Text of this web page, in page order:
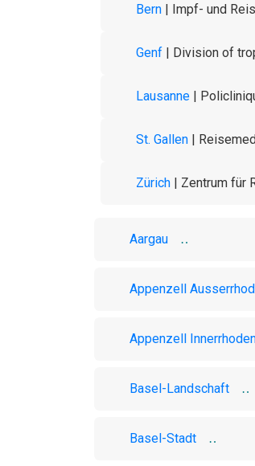
Bern | Impf- und
Genf | Division of
Lausanne |
St. Gallen |
Zürich | Zentrum für
Aargau
Appenzell
Appenzell
Basel-Landschaft
Basel-Stadt